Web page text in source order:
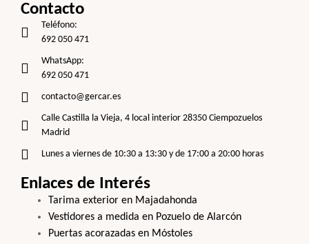
Contacto
Teléfono:
692 050 471
WhatsApp:
692 050 471
contacto@gercar.es
Calle Castilla la Vieja, 4 local interior 28350 Ciempozuelos
Madrid
Lunes a viernes de 10:30 a 13:30 y de 17:00 a 20:00 horas
Enlaces de Interés
Tarima exterior en Majadahonda
Vestidores a medida en Pozuelo de Alarcón
Puertas acorazadas en Móstoles